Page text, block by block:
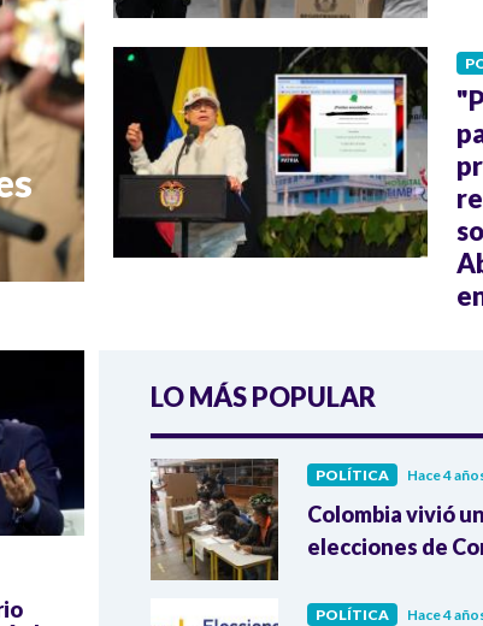
LO MÁS POPULAR
POLÍTICA Hace 4
Colombia vivió
elecciones de
POLÍTICA Hace 4